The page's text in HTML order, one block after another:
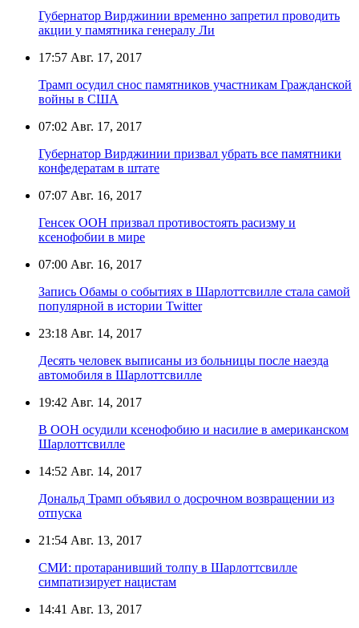
Губернатор Вирджинии временно запретил проводить
акции у памятника генералу Ли
17:57 Авг. 17, 2017
Трамп осудил снос памятников участникам Гражданской
войны в США
07:02 Авг. 17, 2017
Губернатор Вирджинии призвал убрать все памятники
конфедератам в штате
07:07 Авг. 16, 2017
Генсек ООН призвал противостоять расизму и
ксенофобии в мире
07:00 Авг. 16, 2017
Запись Обамы о событиях в Шарлоттсвилле стала самой
популярной в истории Twitter
23:18 Авг. 14, 2017
Десять человек выписаны из больницы после наезда
автомобиля в Шарлоттсвилле
19:42 Авг. 14, 2017
В ООН осудили ксенофобию и насилие в американском
Шарлоттсвилле
14:52 Авг. 14, 2017
Дональд Трамп объявил о досрочном возвращении из
отпуска
21:54 Авг. 13, 2017
СМИ: протаранивший толпу в Шарлоттсвилле
симпатизирует нацистам
14:41 Авг. 13, 2017